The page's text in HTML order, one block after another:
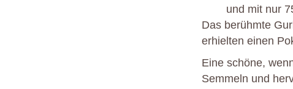
und mit nur
Das berühmte
erhielten einen
Eine schöne,
Semmeln und